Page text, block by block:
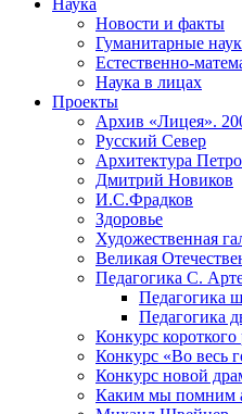
Наука
Новости и факты
Гуманитарные
Естественно-
Наука в лицах
Проекты
Архив «Лицея».
Русский Север
Архитектура
Дмитрий Новиков
И.С.Фрадков
Здоровье
Художественная
Великая
Педагогика С.
Педагогика
Педагогика
Конкурс короткого
Конкурс «Во весь
Конкурс новой
Каким мы помним